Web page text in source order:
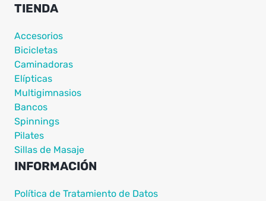
TIENDA
Accesorios
Bicicletas
Caminadoras
Elípticas
Multigimnasios
Bancos
Spinnings
Pilates
Sillas de Masaje
INFORMACIÓN
Política de Tratamiento de Datos